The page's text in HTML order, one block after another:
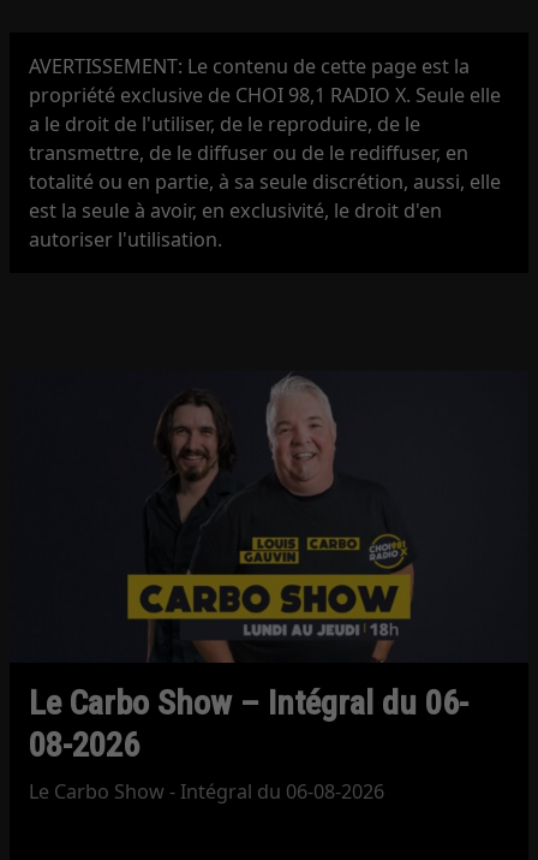
AVERTISSEMENT: Le contenu de cette page est la
propriété exclusive de CHOI 98,1 RADIO X. Seule elle
a le droit de l'utiliser, de le reproduire, de le
transmettre, de le diffuser ou de le rediffuser, en
totalité ou en partie, à sa seule discrétion, aussi, elle
est la seule à avoir, en exclusivité, le droit d'en
autoriser l'utilisation.
Le Carbo Show – Intégral du 06-
08-2026
Le Carbo Show - Intégral du 06-08-2026